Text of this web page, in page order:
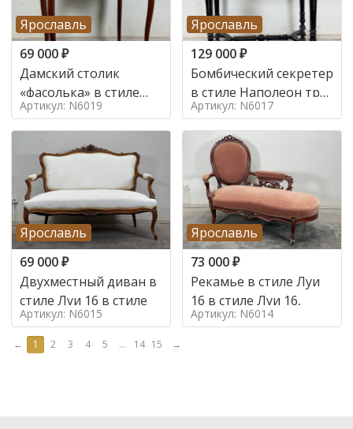
Ярославль
69 000₽
Дамский столик
«фасолька» в стиле
Луи 16,
Артикул: N6019
Ярославль
129 000₽
Бомбический секретер
в стиле Наполеон труа
в стиле
Артикул: N6017
Ярославль
69 000₽
Двухместный диван в
стиле Луи 16 в стиле
Артикул: N6015
Ярославль
73 000₽
Рекамье в стиле Луи
16 в стиле Луи 16,
Артикул: N6014
← 1 2 3 4 5 ... 14 15 →